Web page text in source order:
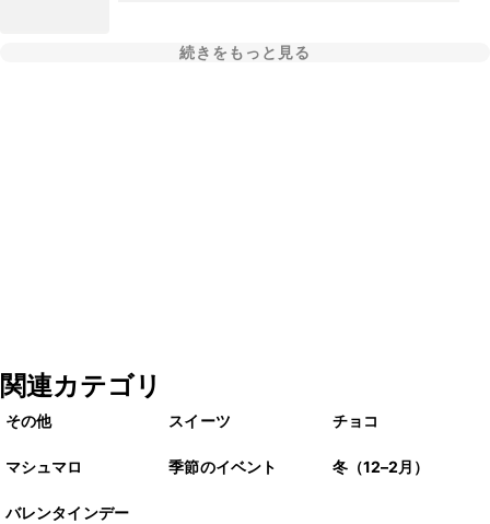
続きをもっと見る
関連カテゴリ
その他 スイーツ チョコ
マシュマロ 季節のイベント 冬（12–2月）
バレンタインデー